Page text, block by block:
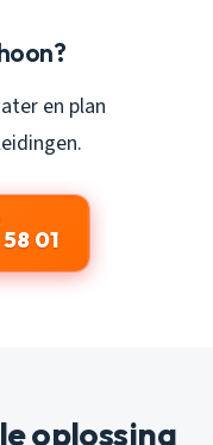
en plan
01
oplossing